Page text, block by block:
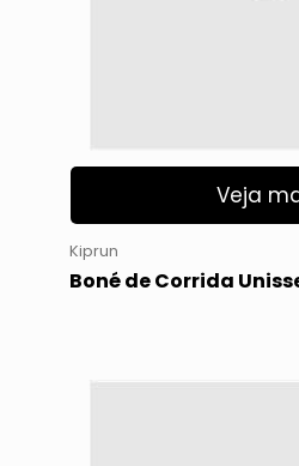
Veja
Kiprun
Boné de Corrida